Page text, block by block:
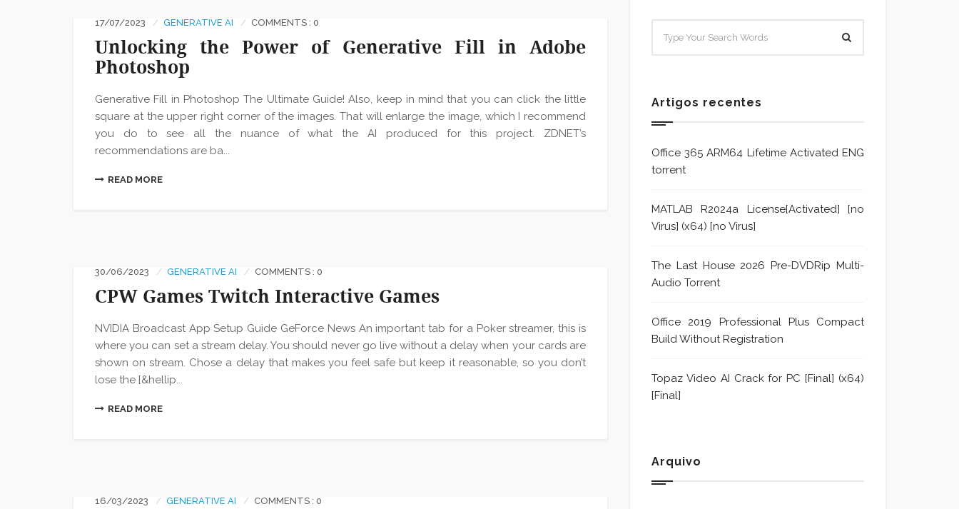
17/07/2023 GENERATIVE AI COMMENTS : 0
Unlocking the Power of Generative Fill in Adobe
Photoshop
Generative Fill in Photoshop The Ultimate Guide! Also, keep in mind that you can click the little
square at the upper right corner of the images. That will enlarge the image, which I recommend
you do to see all the nuance of what the AI produced for this project. ZDNET’s
recommendations are ba...
READ MORE
30/06/2023 GENERATIVE AI COMMENTS : 0
CPW Games Twitch Interactive Games
NVIDIA Broadcast App Setup Guide GeForce News An important tab for a Poker streamer, this is
where you can set a stream delay. You should never go live without a delay when your cards are
shown on stream. Chose a delay that makes you feel safe but keep it reasonable, so you don’t
lose the [&hellip...
READ MORE
16/03/2023 GENERATIVE AI COMMENTS : 0
Artigos recentes
Office 365 ARM64 Lifetime Activated ENG
torrent
MATLAB R2024a License[Activated] [no
Virus] (x64) [no Virus]
The Last House 2026 Pre-DVDRip Multi-
Audio Torrent
Office 2019 Professional Plus Compact
Build Without Registration
Topaz Video AI Crack for PC [Final] (x64)
[Final]
Arquivo